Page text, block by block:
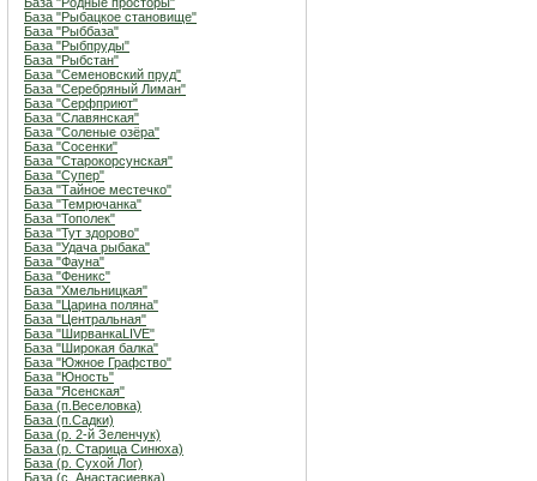
База "Рыбацкое становище"
База "Рыббаза"
База "Рыбпруды"
База "Рыбстан"
База "Семеновский пруд"
База "Серебряный Лиман"
База "Серфприют"
База "Славянская"
База "Соленые озёра"
База "Сосенки"
База "Старокорсунская"
База "Супер"
База "Тайное местечко"
База "Темрючанка"
База "Тополек"
База "Тут здорово"
База "Удача рыбака"
База "Фауна"
База "Феникс"
База "Хмельницкая"
База "Царина поляна"
База "Центральная"
База "ШирванкаLIVE"
База "Широкая балка"
База "Южное Графство"
База "Юность"
База "Ясенская"
База (п.Веселовка)
База (п.Садки)
База (р. 2-й Зеленчук)
База (р. Старица Синюха)
База (р. Сухой Лог)
База (с. Анастасиевка)